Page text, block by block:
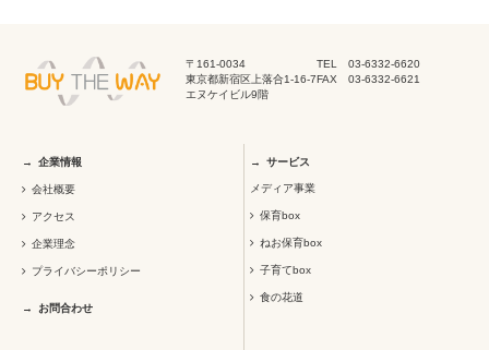
〒161-0034
東京都新宿区上落合1-16-7
エヌケイビル9階
TEL 03-6332-6620
FAX 03-6332-6621
企業情報
会社概要
アクセス
企業理念
プライバシーポリシー
お問合わせ
サービス
メディア事業
保育box
ねお保育box
子育てbox
食の花道